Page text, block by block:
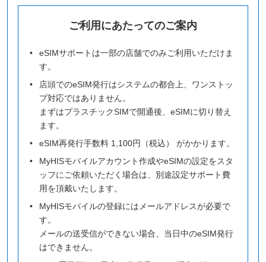
ご利用にあたってのご案内
eSIMサポートは一部の店舗でのみご利用いただけま
す。
店頭でのeSIM発行はシステムの都合上、ワンストッ
プ対応ではありません。
まずはプラスチックSIMで開通後、eSIMに切り替え
ます。
eSIM再発行手数料 1,100円（税込） がかかります。
MyHISモバイルアカウント作成やeSIMの設定をスタ
ッフにご依頼いただく場合は、別途設定サポート費
用を頂戴いたします。
MyHISモバイルの登録にはメールアドレスが必要で
す。
メールの送受信ができない場合、当日中のeSIM発行
はできません。